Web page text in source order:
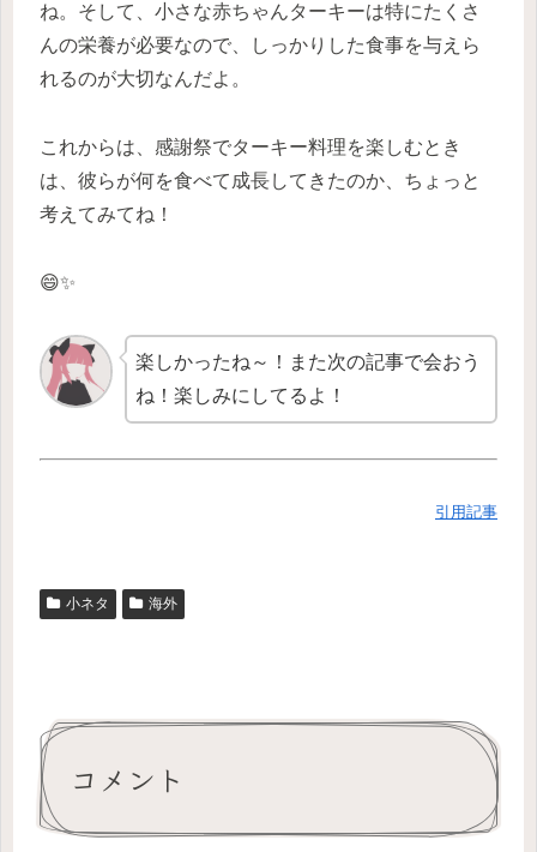
ね。そして、小さな赤ちゃんターキーは特にたくさ
んの栄養が必要なので、しっかりした食事を与えら
れるのが大切なんだよ。
これからは、感謝祭でターキー料理を楽しむとき
は、彼らが何を食べて成長してきたのか、ちょっと
考えてみてね！
😄✨
楽しかったね～！また次の記事で会おう
ね！楽しみにしてるよ！
引用記事
小ネタ 海外
コメント